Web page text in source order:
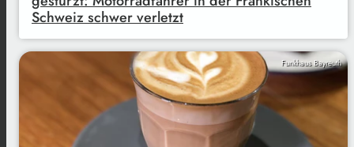
Schweiz schwer verletzt
Funkhaus Bayreuth